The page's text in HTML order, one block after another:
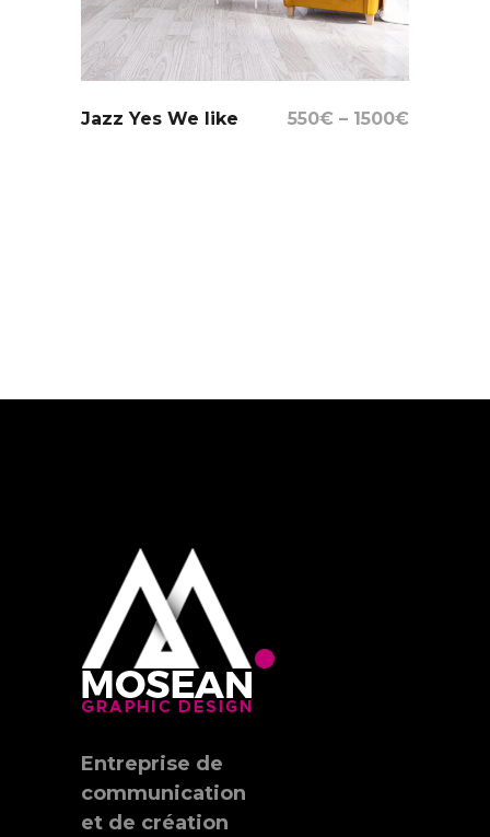
Select Options
Jazz Yes We like 550€ – 1500€
Entreprise de
communication
et de création